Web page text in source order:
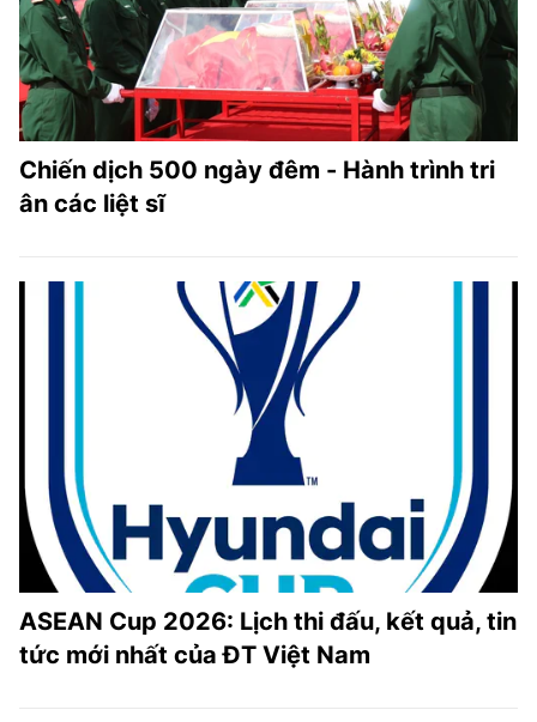
Chiến dịch 500 ngày đêm - Hành trình tri
ân các liệt sĩ
ASEAN Cup 2026: Lịch thi đấu, kết quả, tin
tức mới nhất của ĐT Việt Nam